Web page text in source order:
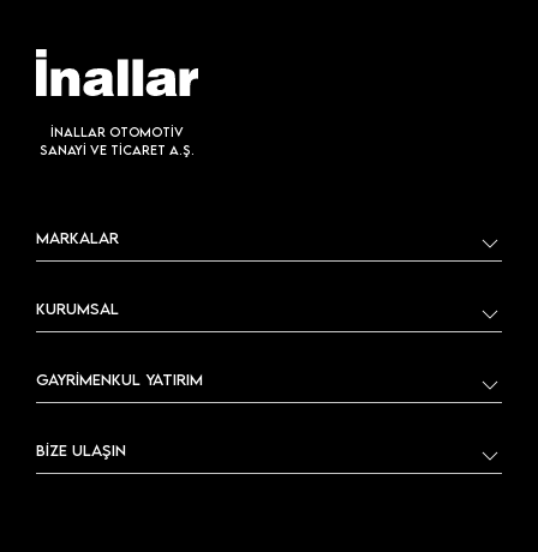
İNALLAR OTOMOTİV
SANAYİ VE TİCARET A.Ş.
MARKALAR
KURUMSAL
GAYRİMENKUL YATIRIM
BİZE ULAŞIN